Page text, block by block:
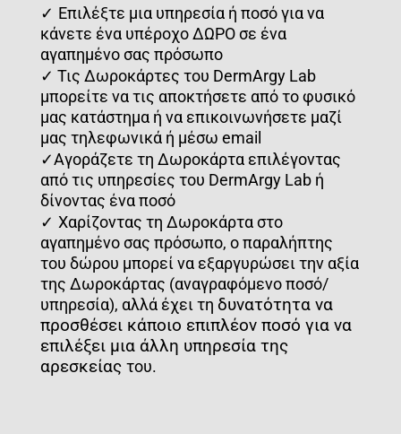
✓ Επιλέξτε μια υπηρεσία ή ποσό για να
κάνετε ένα υπέροχο ΔΩΡΟ σε ένα
αγαπημένο σας πρόσωπο
✓ Τις Δωροκάρτες του DermArgy Lab
μπορείτε να τις αποκτήσετε από το φυσικό
μας κατάστημα ή να επικοινωνήσετε μαζί
μας τηλεφωνικά ή μέσω email
✓Αγοράζετε τη Δωροκάρτα επιλέγοντας
από τις υπηρεσίες του DermArgy Lab ή
δίνοντας ένα ποσό
✓ Χαρίζοντας τη Δωροκάρτα στο
αγαπημένο σας πρόσωπο, ο παραλήπτης
του δώρου μπορεί να εξαργυρώσει την αξία
της Δωροκάρτας (αναγραφόμενο ποσό/
υπηρεσία), αλλά έχει τη δυνατότητα να
προσθέσει κάποιο επιπλέον ποσό για να
επιλέξει μια άλλη υπηρεσία της
αρεσκείας του.